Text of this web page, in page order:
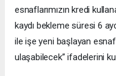
esnaflarımızın kredi
kaydı bekleme süresi 6
ile işe yeni başlayan
ulaşabilecek” ifadelerini